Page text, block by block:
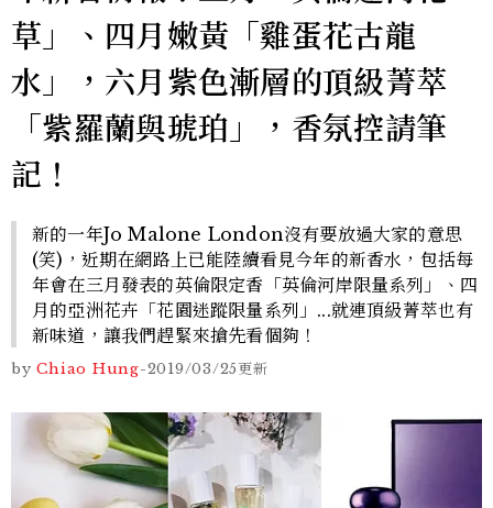
草」、四月嫩黃「雞蛋花古龍
水」，六月紫色漸層的頂級菁萃
「紫羅蘭與琥珀」，香氛控請筆
記！
新的一年Jo Malone London沒有要放過大家的意思
(笑)，近期在網路上已能陸續看見今年的新香水，包括每
年會在三月發表的英倫限定香「英倫河岸限量系列」、四
月的亞洲花卉「花園迷蹤限量系列」...就連頂級菁萃也有
新味道，讓我們趕緊來搶先看個夠！
by Chiao Hung-2019/03/25更新